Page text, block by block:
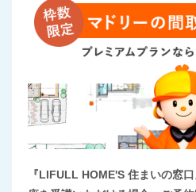
『LIFULL HOME'S 住まいの窓